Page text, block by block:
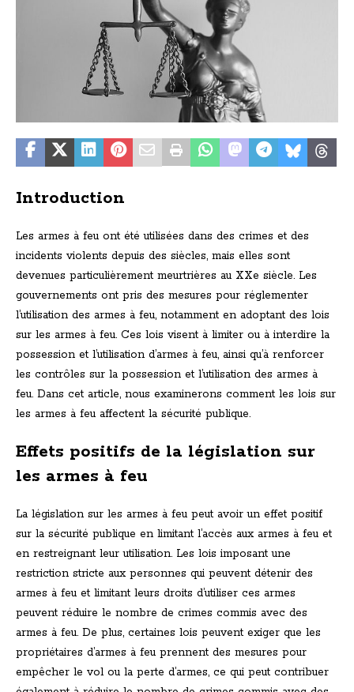
Introduction
Les armes à feu ont été utilisées dans des crimes et des
incidents violents depuis des siècles, mais elles sont
devenues particulièrement meurtrières au XXe siècle. Les
gouvernements ont pris des mesures pour réglementer
l’utilisation des armes à feu, notamment en adoptant des lois
sur les armes à feu. Ces lois visent à limiter ou à interdire la
possession et l’utilisation d’armes à feu, ainsi qu’à renforcer
les contrôles sur la possession et l’utilisation des armes à
feu. Dans cet article, nous examinerons comment les lois sur
les armes à feu affectent la sécurité publique.
Effets positifs de la législation sur
les armes à feu
La législation sur les armes à feu peut avoir un effet positif
sur la sécurité publique en limitant l’accès aux armes à feu et
en restreignant leur utilisation. Les lois imposant une
restriction stricte aux personnes qui peuvent détenir des
armes à feu et limitant leurs droits d’utiliser ces armes
peuvent réduire le nombre de crimes commis avec des
armes à feu. De plus, certaines lois peuvent exiger que les
propriétaires d’armes à feu prennent des mesures pour
empêcher le vol ou la perte d’armes, ce qui peut contribuer